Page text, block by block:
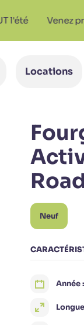
Venez profiter de
Locations
Road
Neuf
Année :